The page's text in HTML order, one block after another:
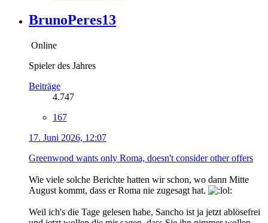
BrunoPeres13
Online
Spieler des Jahres
Beiträge
4.747
167
17. Juni 2026, 12:07
Greenwood wants only Roma, doesn't consider other offers
Wie viele solche Berichte hatten wir schon, wo dann Mitte
August kommt, dass er Roma nie zugesagt hat.
Weil ich's die Tage gelesen habe, Sancho ist ja jetzt ablösefrei